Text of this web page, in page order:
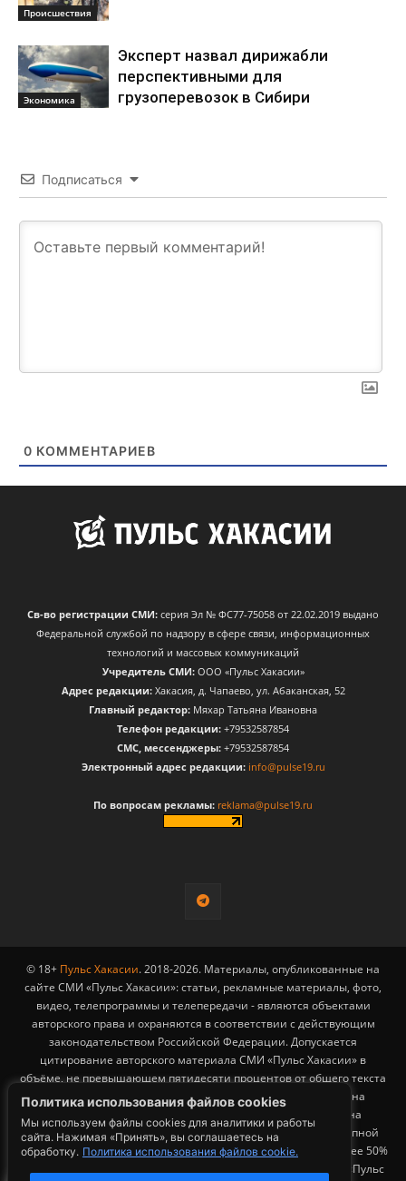
Политика использования файлов cookies
Мы используем файлы cookies для аналитики и работы
сайта. Нажимая «Принять», вы соглашаетесь на
обработку. Политика использования файлов cookie.
Происшествия
Экономика
Эксперт назвал дирижабли
перспективными для
грузоперевозок в Сибири
Подписаться
0 КОММЕНТАРИЕВ
Св-во регистрации СМИ: серия Эл № ФС77-75058 от 22.02.2019 выдано
Федеральной службой по надзору в сфере связи, информационных
технологий и массовых коммуникаций
Учредитель СМИ:ООО «Пульс Хакасии»
Адрес редакции:Хакасия, д. Чапаево, ул. Абаканская, 52
Главный редактор: Мяхар Татьяна Ивановна
Телефон редакции: +79532587854
CМС, мессенджеры: +79532587854
Электронный адрес редакции: info@pulse19.ru
По вопросам рекламы: reklama@pulse19.ru
© 18+ Пульс Хакасии. 2018-2026. Материалы, опубликованные на
сайте СМИ «Пульс Хакасии»: статьи, рекламные материалы, фото,
видео, телепрограммы и телепередачи - являются объектами
авторского права и охраняются в соответствии с действующим
законодательством Российской Федерации. Допускается
цитирование авторского материала СМИ «Пульс Хакасии» в
объёме, не превышающем пятидесяти процентов от общего текста
публикации с обязательным размещением гиперссылки на
страницу заимствования материала. Гиперссылка должна
размещаться в тексте цитируемого материала и быть доступной
для индексации поисковыми системами. Заимствование более 50%
общего объема материала, опубликованного на сайте СМИ «Пульс